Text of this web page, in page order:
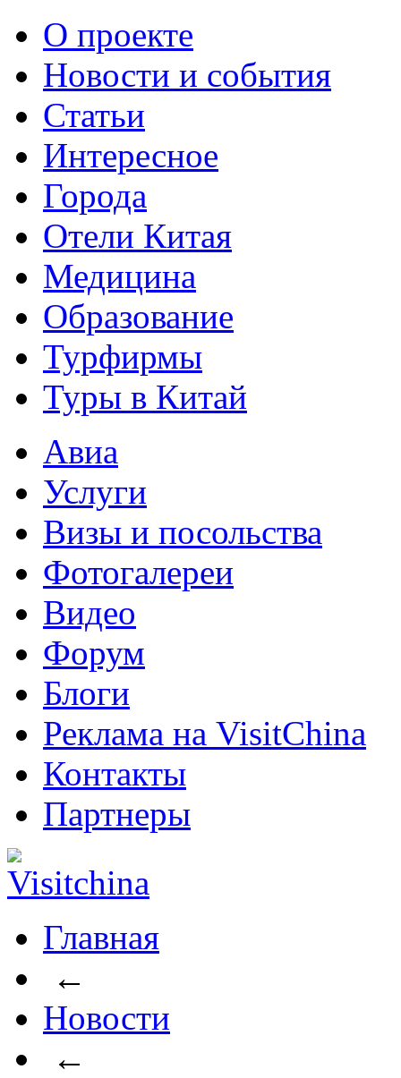
О проекте
Новости и события
Статьи
Интересное
Города
Отели Китая
Медицина
Образование
Турфирмы
Туры в Китай
Авиа
Услуги
Визы и посольства
Фотогалереи
Видео
Форум
Блоги
Реклама на VisitChina
Контакты
Партнеры
Главная
←
Новости
←